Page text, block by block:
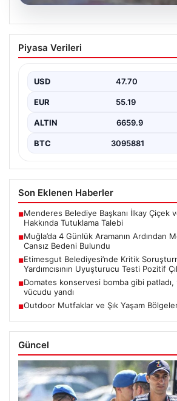
06.08.2026
Muğla’da 4 Günlük
Mehmet Ali Y.’nin Cansız
Muğla’nın Seydikemer ilçesinde, dört
Piyasa Verileri
USD 47.70
EUR 55.19
ALTIN 6659.9
BTC 3095881
Son Eklenen Haberler
■Menderes Belediye Başkanı İlkay Çiçek
Hakkında Tutuklama Talebi
■Muğla’da 4 Günlük Aramanın Ardından
Cansız Bedeni Bulundu
■Etimesgut Belediyesi’nde Kritik
Yardımcısının Uyuşturucu Testi Pozitif
■Domates konservesi bomba gibi patladı,
vücudu yandı
■Outdoor Mutfaklar ve Şık Yaşam
Güncel